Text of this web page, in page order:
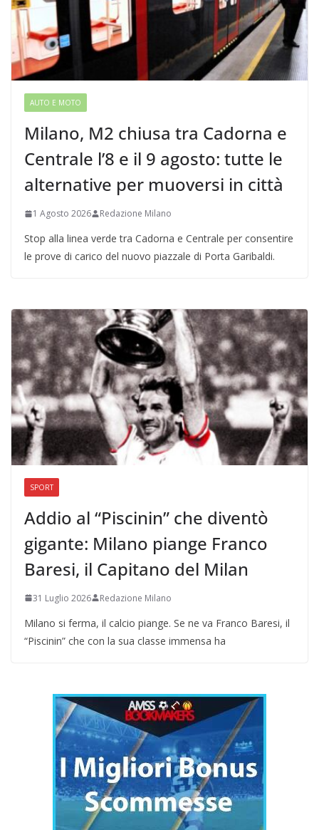
AUTO E MOTO
Milano, M2 chiusa tra Cadorna e
Centrale l’8 e il 9 agosto: tutte le
alternative per muoversi in città
1 Agosto 2026 Redazione Milano
Stop alla linea verde tra Cadorna e Centrale per consentire
le prove di carico del nuovo piazzale di Porta Garibaldi.
SPORT
Addio al “Piscinin” che diventò
gigante: Milano piange Franco
Baresi, il Capitano del Milan
31 Luglio 2026 Redazione Milano
Milano si ferma, il calcio piange. Se ne va Franco Baresi, il
“Piscinin” che con la sua classe immensa ha